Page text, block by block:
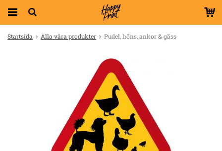
Startsida Alla våra produkter Pudel, höns, ankor & gäss